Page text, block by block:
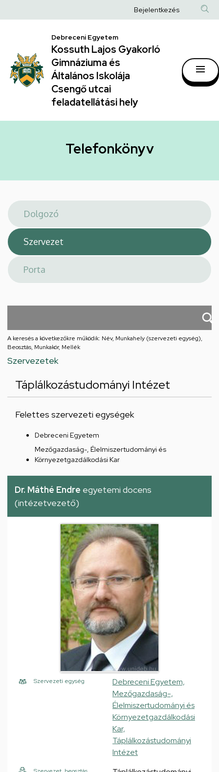
|
Kossuth
Lajos
Gyakorló
Gimnáziuma
Általános
hely
a
Anonim
fiók
Bejelentkezés
Debreceni Egyetem
Kossuth Lajos Gyakorló
Gimnáziuma és
Általános Iskolája
Csengő utcai
feladatellátási hely
Telefonkönyv
A keresés a következőkre működik: Név, Munkahely (szervezeti egység),
Beosztás, Munkakör, Mellék
Szervezetek
Táplálkozástudományi Intézet
Felettes szervezeti egységek
Debreceni Egyetem
Mezőgazdaság-, Élelmiszertudományi és
Környezetgazdálkodási Kar
Dr. Máthé Endre egyetemi docens
(intézetvezető)
Szervezeti egység
Debreceni Egyetem,
Mezőgazdaság-,
Élelmiszertudományi és
Környezetgazdálkodási
Kar,
Táplálkozástudományi
Intézet